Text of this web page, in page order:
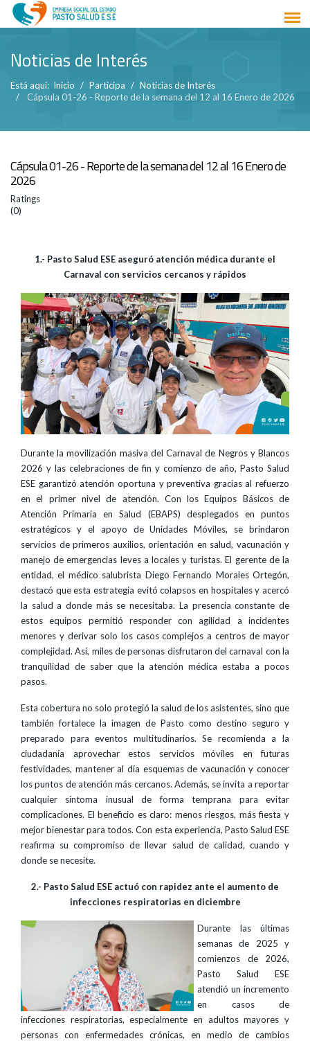
Noticias de Interés
Está aquí: Inicio Participa
Noticias de Interés
Cápsula 01-26 - Reporte de la semana del 12 al 16 Enero de 2026
Cápsula 01-26 - Reporte de la semana del 12 al 16 Enero de
2026
Ratings
(0)
1.- Pasto Salud ESE aseguró atención médica durante el
Carnaval con servicios cercanos y rápidos
Durante la movilización masiva del Carnaval de Negros y Blancos
2026 y las celebraciones de fin y comienzo de año, Pasto Salud
ESE garantizó atención oportuna y preventiva gracias al refuerzo
en el primer nivel de atención. Con los Equipos Básicos de
Atención Primaria en Salud (EBAPS) desplegados en puntos
estratégicos y el apoyo de Unidades Móviles, se brindaron
servicios de primeros auxilios, orientación en salud, vacunación y
manejo de emergencias leves a locales y turistas. El gerente de la
entidad, el médico salubrista Diego Fernando Morales Ortegón,
destacó que esta estrategia evitó colapsos en hospitales y acercó
la salud a donde más se necesitaba. La presencia constante de
estos equipos permitió responder con agilidad a incidentes
menores y derivar solo los casos complejos a centros de mayor
complejidad. Así, miles de personas disfrutaron del carnaval con la
tranquilidad de saber que la atención médica estaba a pocos
pasos.
Esta cobertura no solo protegió la salud de los asistentes, sino que
también fortalece la imagen de Pasto como destino seguro y
preparado para eventos multitudinarios. Se recomienda a la
ciudadanía aprovechar estos servicios móviles en futuras
festividades, mantener al día esquemas de vacunación y conocer
los puntos de atención más cercanos. Además, se invita a reportar
cualquier síntoma inusual de forma temprana para evitar
complicaciones. El beneficio es claro: menos riesgos, más fiesta y
mejor bienestar para todos. Con esta experiencia, Pasto Salud ESE
reafirma su compromiso de llevar salud de calidad, cuando y
donde se necesite.
2.- Pasto Salud ESE actuó con rapidez ante el aumento de
infecciones respiratorias en diciembre
Durante las últimas
semanas de 2025 y
comienzos de 2026,
Pasto Salud ESE
atendió un incremento
en casos de
infecciones respiratorias, especialmente en adultos mayores y
personas con enfermedades crónicas, en medio de cambios